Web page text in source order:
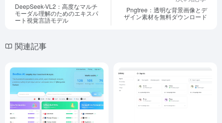
DeepSeek-VL2：高度なマルチ
モーダル理解のためのエキスパ
ート視覚言語モデル
Pngtree：透明な背景画像とデ
ザイン素材を無料ダウンロード
関連記事